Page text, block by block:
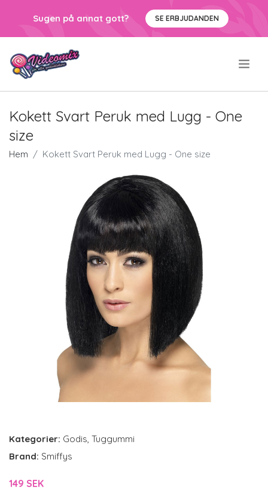
Sugen på annat gott? SE ERBJUDANDEN
Kokett Svart Peruk med Lugg - One
size
Hem Kokett Svart Peruk med Lugg - One size
Kategorier: Godis, Tuggummi
Brand: Smiffys
149 SEK